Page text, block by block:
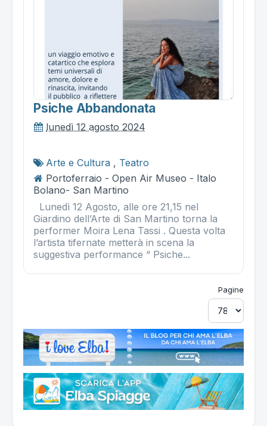
Psiche Abbandonata
lunedì 12 agosto 2024
Arte e Cultura , Teatro
Portoferraio - Open Air Museo - Italo
Bolano- San Martino
Lunedì 12 Agosto, alle ore 21,15 nel
Giardino dell’Arte di San Martino torna la
performer Moira Lena Tassi . Questa volta
l’artista tifernate metterà in scena la
suggestiva performance “ Psiche...
Pagine